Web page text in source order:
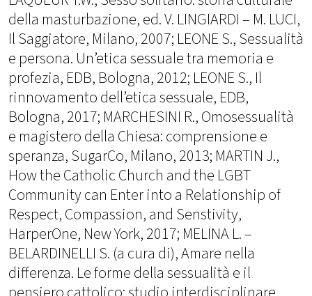
della masturbazione, ed. V. LINGIARDI – M. LUCI,
Il Saggiatore, Milano, 2007; LEONE S., Sessualità
e persona. Un’etica sessuale tra memoria e
profezia, EDB, Bologna, 2012; LEONE S., Il
rinnovamento dell’etica sessuale, EDB,
Bologna, 2017; MARCHESINI R., Omosessualità
e magistero della Chiesa: comprensione e
speranza, SugarCo, Milano, 2013; MARTIN J.,
How the Catholic Church and the LGBT
Community can Enter into a Relationship of
Respect, Compassion, and Senstivity,
HarperOne, New York, 2017; MELINA L. –
BELARDINELLI S. (a cura di), Amare nella
differenza. Le forme della sessualità e il